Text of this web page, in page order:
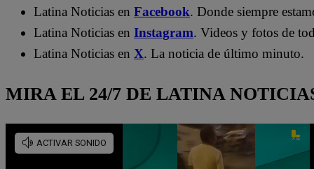
Latina Noticias en Facebook. Donde siempre
Latina Noticias en Instagram. Videos y fotos de
Latina Noticias en X. La noticia de último minuto.
MIRA EL 24/7 DE LATINA